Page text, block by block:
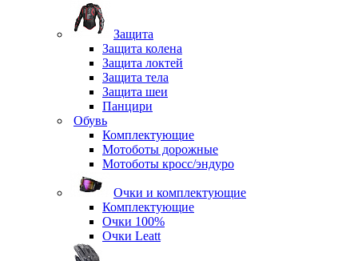
Защита
Защита колена
Защита локтей
Защита тела
Защита шеи
Панцири
Обувь
Комплектующие
Мотоботы дорожные
Мотоботы кросс/эндуро
Очки и комплектующие
Комплектующие
Очки 100%
Очки Leatt